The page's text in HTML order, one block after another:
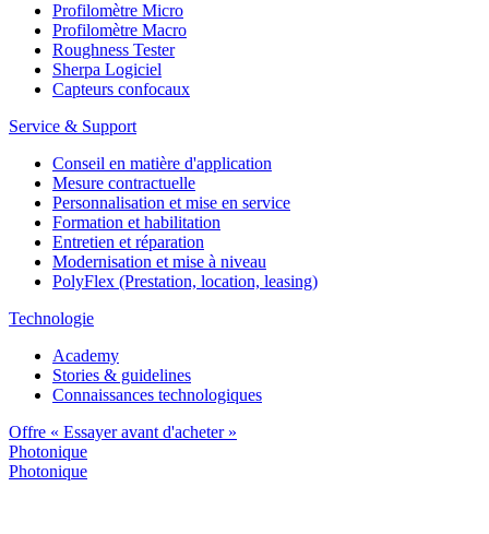
Profilomètre Micro
Profilomètre Macro
Roughness Tester
Sherpa Logiciel
Capteurs confocaux
Service & Support
Conseil en matière d'application
Mesure contractuelle
Personnalisation et mise en service
Formation et habilitation
Entretien et réparation
Modernisation et mise à niveau
PolyFlex (Prestation, location, leasing)
Technologie
Academy
Stories & guidelines
Connaissances technologiques
Offre « Essayer avant d'acheter »
Photonique
Photonique